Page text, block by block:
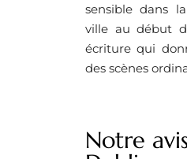
sensible dans
ville au début
écriture qui
des scènes
Notre